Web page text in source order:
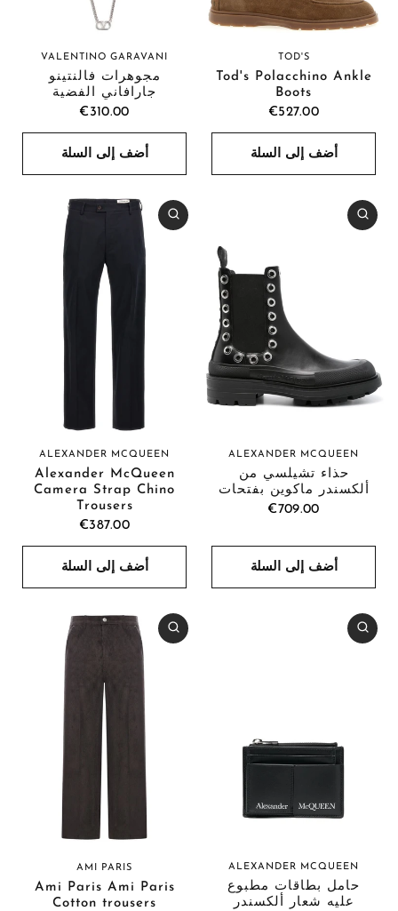
TOD'S
Tod's Polacchino Ankle
Boots
€527.00
أضف إلى السلة
VALENTINO GARAVANI
مجوهرات فالنتينو
جارافاني الفضية
€310.00
أضف إلى السلة
ALEXANDER MCQUEEN
حذاء تشيلسي من
ألكسندر ماكوين بفتحات
€709.00
أضف إلى السلة
ALEXANDER MCQUEEN
Alexander McQueen
Camera Strap Chino
Trousers
€387.00
أضف إلى السلة
ALEXANDER MCQUEEN
حامل بطاقات مطبوع
عليه شعار ألكسندر
AMI PARIS
Ami Paris Ami Paris
Cotton trousers